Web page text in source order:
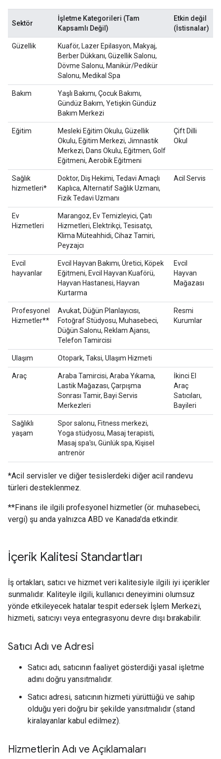
Sektör
İşletme Kategorileri (Tam
Kapsamlı Değil)
Etkin değil
(İstisnalar)
Güzellik
Kuaför, Lazer Epilasyon, Makyaj,
Berber Dükkanı, Güzellik Salonu,
Dövme Salonu, Manikür/Pedikür
Salonu, Medikal Spa
Bakım
Yaşlı Bakımı, Çocuk Bakımı,
Gündüz Bakım, Yetişkin Gündüz
Bakım Merkezi
Eğitim
Mesleki Eğitim Okulu, Güzellik
Okulu, Eğitim Merkezi, Jimnastik
Merkezi, Dans Okulu, Eğitmen, Golf
Eğitmeni, Aerobik Eğitmeni
Çift Dilli
Okul
Sağlık
hizmetleri*
Doktor, Diş Hekimi, Tedavi Amaçlı
Kaplıca, Alternatif Sağlık Uzmanı,
Fizik Tedavi Uzmanı
Acil Servis
Ev
Hizmetleri
Marangoz, Ev Temizleyici, Çatı
Hizmetleri, Elektrikçi, Tesisatçı,
Klima Müteahhidi, Cihaz Tamiri,
Peyzajcı
Evcil
hayvanlar
Evcil Hayvan Bakımı, Üretici, Köpek
Eğitmeni, Evcil Hayvan Kuaförü,
Hayvan Hastanesi, Hayvan
Kurtarma
Evcil
Hayvan
Mağazası
Profesyonel
Hizmetler**
Avukat, Düğün Planlayıcısı,
Fotoğraf Stüdyosu, Muhasebeci,
Düğün Salonu, Reklam Ajansı,
Telefon Tamircisi
Resmi
Kurumlar
Ulaşım Otopark, Taksi, Ulaşım Hizmeti
Araç
Araba Tamircisi, Araba Yıkama,
Lastik Mağazası, Çarpışma
Sonrası Tamir, Bayi Servis
Merkezleri
İkinci El
Araç
Satıcıları,
Bayileri
Sağlıklı
yaşam
Spor salonu, Fitness merkezi,
Yoga stüdyosu, Masaj terapisti,
Masaj spa'sı, Günlük spa, Kişisel
antrenör
*Acil servisler ve diğer tesislerdeki diğer acil randevu
türleri desteklenmez.
**Finans ile ilgili profesyonel hizmetler (ör. muhasebeci,
vergi) şu anda yalnızca ABD ve Kanada'da etkindir.
İçerik Kalitesi Standartları
İş ortakları, satıcı ve hizmet veri kalitesiyle ilgili iyi içerikler
sunmalıdır. Kaliteyle ilgili, kullanıcı deneyimini olumsuz
yönde etkileyecek hatalar tespit edersek İşlem Merkezi,
hizmeti, satıcıyı veya entegrasyonu devre dışı bırakabilir.
Satıcı Adı ve Adresi
Satıcı adı, satıcının faaliyet gösterdiği yasal işletme
adını doğru yansıtmalıdır.
Satıcı adresi, satıcının hizmeti yürüttüğü ve sahip
olduğu yeri doğru bir şekilde yansıtmalıdır (stand
kiralayanlar kabul edilmez).
Hizmetlerin Adı ve Açıklamaları